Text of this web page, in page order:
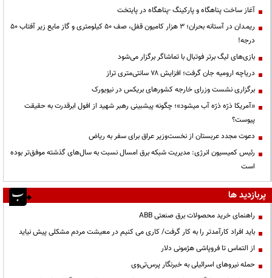
آغاز ساخت پناهگاه و پارکینگ -پناهگاه در پایتخت
ریمـدان در آستانه بحران؛ ۳ هزار کامیون قفل، صف ۵۰ کیلومتری و گاز مایع زیر آفتاب ۵۰
درجه!
بازی‌های لیگ برتر فوتبال با تماشاگر برگزار می‌شود
دریاچه ارومیه جان گرفت؛ افزایش ۷۸ سانتی‌متری تراز
برگزاری نشست وزرای خارجه کشورهای بریکس در نیویورک
«آمریکا ذرّه ذرّه آب میشود»؛ چگونه پیشبینی رهبر شهید از افول ابرقدرت به حقیقت
پیوست؟
دعوت مجدد عربستان از نخست‌وزیر عراق برای سفر به ریاض
رئیس کمیسیون انرژی: مدیریت شبکه برق امسال نسبت به سال‌های گذشته موفق‌تر بوده
است
پربازدید ها
راهنمای خرید محصولات برق صنعتی ABB
باید افراد کارآمدتر را به کار گرفت/ کاری می کنیم در معیشت مردم مشکلی پیش نیاید
از التماس تا فروپاشی هژمونی دلار
حمله نیروهای اسرائیلی به خبرنگار پرس‌تی‌وی